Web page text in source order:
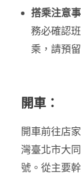
搭乘注意
務必確認
乘，請預
開車：
開車前往店
灣臺北市大
號。從主要